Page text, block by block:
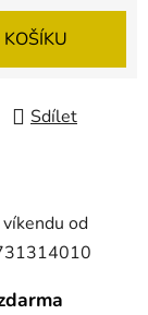
Sdílet
od